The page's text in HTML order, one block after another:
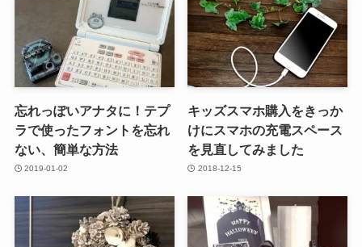
忘れっぽいアナタに！テプ
ラで使ったフォントを忘れ
ない、簡単な方法
2019-01-02
キッズスマホ購入をきっか
けにスマホの充電スペース
を見直してみました
2018-12-15